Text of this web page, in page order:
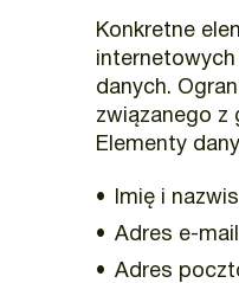
Konkretne
danych.
związanego z
Elementy
Imię i
Adres e-mail
Adres